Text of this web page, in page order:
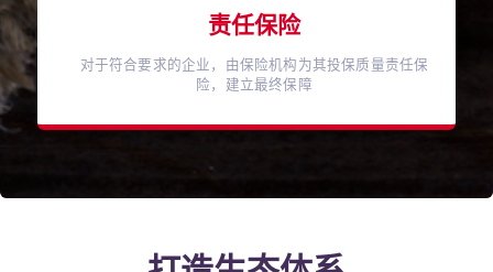
责任保险
对于符合要求的企业，由保险机构为其投保质量责任保
险，建立最终保障